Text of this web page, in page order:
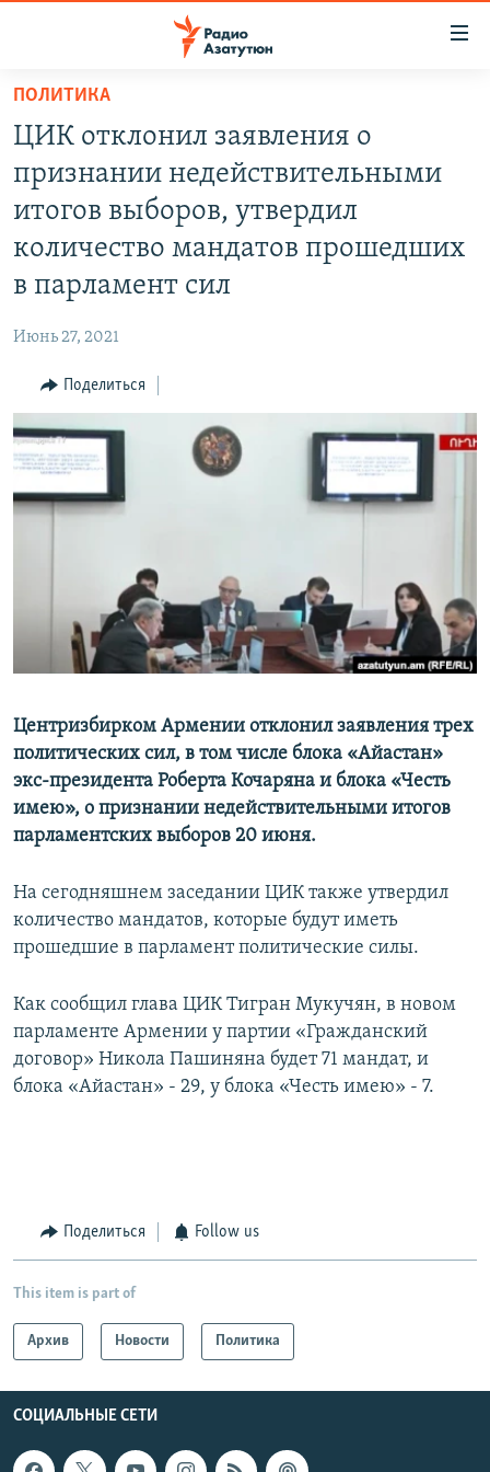
Перейти
основному
содержанию
Перейти
основной
навигации
Перейти
НОВОСТИ
ПОЛИТИКА
ЭКОНОМИКА
КУЛЬТУРА
СПОРТ
АРХИВ
Все сайты Радио Азатутюн
ПОЛИТИКА
ЦИК отклонил заявления о
признании недействительными
итогов выборов, утвердил
количество мандатов прошедших
в парламент сил
Июнь 27, 2021
Поделиться
Центризбирком Армении отклонил заявления трех
политических сил, в том числе блока «Айастан»
экс-президента Роберта Кочаряна и блока «Честь
имею», о признании недействительными итогов
парламентских выборов 20 июня.
На сегодняшнем заседании ЦИК также утвердил
количество мандатов, которые будут иметь
прошедшие в парламент политические силы.
Как сообщил глава ЦИК Тигран Мукучян, в новом
парламенте Армении у партии «Гражданский
договор» Никола Пашиняна будет 71 мандат, и
блока «Айастан» - 29, у блока «Честь имею» - 7.
Поделиться Follow us
This item is part of
Архив Новости Политика
СОЦИАЛЬНЫЕ СЕТИ